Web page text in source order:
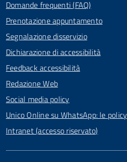
Domande frequenti (FAQ)
Prenotazione appuntamento
Segnalazione disservizio
Dichiarazione di accessibilità
Feedback accessibilità
Redazione Web
Social media policy
Unico Online su WhatsApp: le policy
Intranet (accesso riservato)